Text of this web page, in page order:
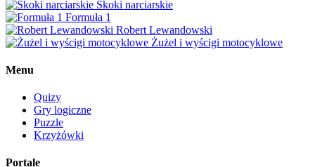
Skoki narciarskie
Formuła 1
Robert Lewandowski
Żużel i wyścigi motocyklowe
Menu
Quizy
Gry logiczne
Puzzle
Krzyżówki
Portale